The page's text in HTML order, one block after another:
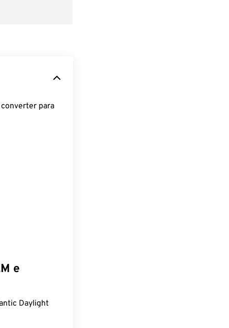
para
e
Daylight